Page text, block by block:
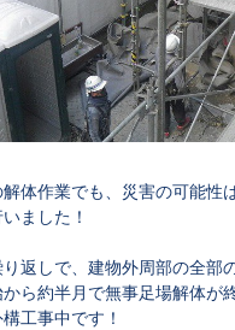
体作業でも、災害の可能性
ました！
り返しで、建物外周部の全部
ら約半月で無事足場解体が
工事中です！